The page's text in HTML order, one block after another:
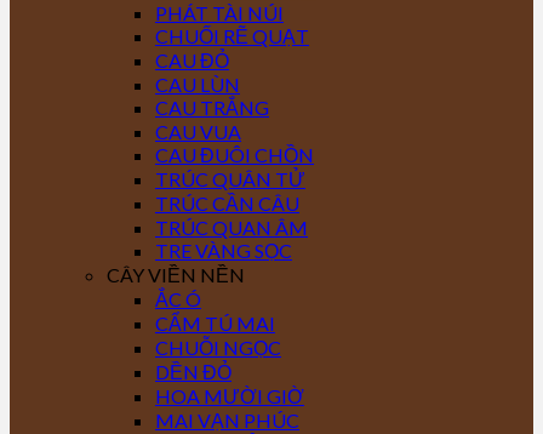
PHÁT TÀI NÚI
CHUỐI RẼ QUẠT
CAU ĐỎ
CAU LÙN
CAU TRẮNG
CAU VUA
CAU ĐUÔI CHỒN
TRÚC QUÂN TỬ
TRÚC CẦN CÂU
TRÚC QUAN ÂM
TRE VÀNG SỌC
CÂY VIỀN NỀN
ẮC Ó
CẨM TÚ MAI
CHUỖI NGỌC
DỀN ĐỎ
HOA MƯỜI GIỜ
MAI VẠN PHÚC